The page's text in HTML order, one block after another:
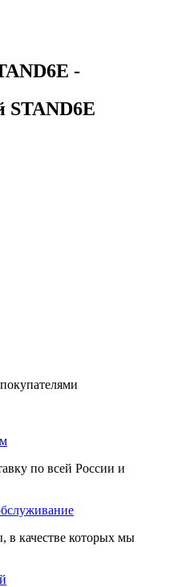
-
STAND6E
по всей России и
в качестве которых мы